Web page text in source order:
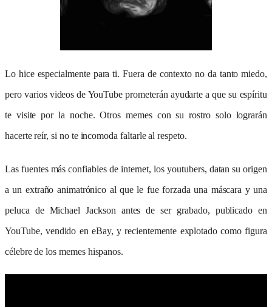
Lo hice especialmente para ti. Fuera de contexto no da tanto miedo,
pero varios videos de YouTube prometerán ayudarte a que su espíritu
te visite por la noche. Otros memes con su rostro solo lograrán
hacerte reír, si no te incomoda faltarle al respeto.
Las fuentes más confiables de internet, los youtubers, datan su origen
a un extraño animatrónico al que le fue forzada una máscara y una
peluca de Michael Jackson antes de ser grabado, publicado en
YouTube, vendido en eBay, y recientemente explotado como figura
célebre de los memes hispanos.